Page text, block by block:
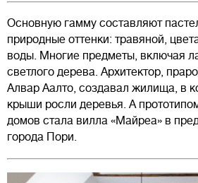
Основную гамму составляют
природные оттенки: травяной,
воды. Многие предметы, включая
светлого дерева. Архитектор,
Алвар Аалто, создавал жилища, в
крыши росли деревья. А
домов стала вилла «Майреа» в
города Пори.